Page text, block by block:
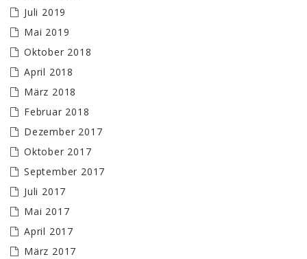
Juli 2019
Mai 2019
Oktober 2018
April 2018
März 2018
Februar 2018
Dezember 2017
Oktober 2017
September 2017
Juli 2017
Mai 2017
April 2017
März 2017